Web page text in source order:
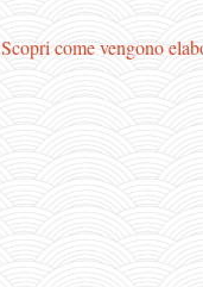
Scopri come vengono